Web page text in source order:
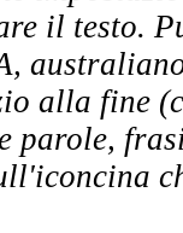
il testo.
alla fine
parole,